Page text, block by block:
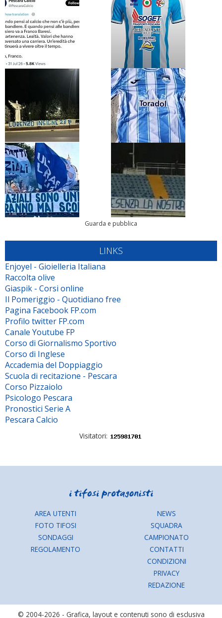
Guarda e pubblica
LINKS
Enjoyel - Gioielleria Italiana
Raccolta olive
Giaspik - Corsi online
Il Pomeriggio - Quotidiano free
Pagina Facebook FP.com
Profilo twitter FP.com
Canale Youtube FP
Corso di Giornalismo Sportivo
Corso di Inglese
Accademia del Doppiaggio
Scuola di recitazione - Pescara
Corso Pizzaiolo
Psicologo Pescara
Pronostici Serie A
Pescara Calcio
Visitatori:
AREA UTENTI
FOTO TIFOSI
SONDAGGI
REGOLAMENTO
NEWS
SQUADRA
CAMPIONATO
CONTATTI
CONDIZIONI
PRIVACY
REDAZIONE
© 2004-2026 - Grafica, layout e contenuti sono di esclusiva